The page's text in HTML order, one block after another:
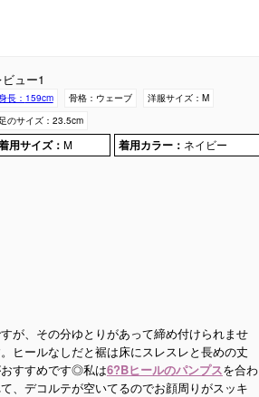
ュー1
長： 159cm 骨格： ウェーブ 洋服サイズ： M
足のサイズ： 23.5cm
用サイズ： M 着用カラー： ネイビー
が、その分ゆとりがあって締め付けられませ
ヒールなしだと裾は床にスレスレと長めの丈
すすめです◎私は6?Bヒールのパンプスを合わ
、デコルテが空いてるのでお顔周りがスッキ